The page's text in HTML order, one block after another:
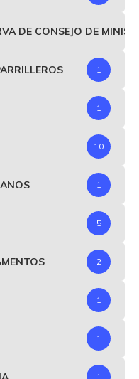
DE CONSEJO DE
1
1
10
1
5
2
1
1
1